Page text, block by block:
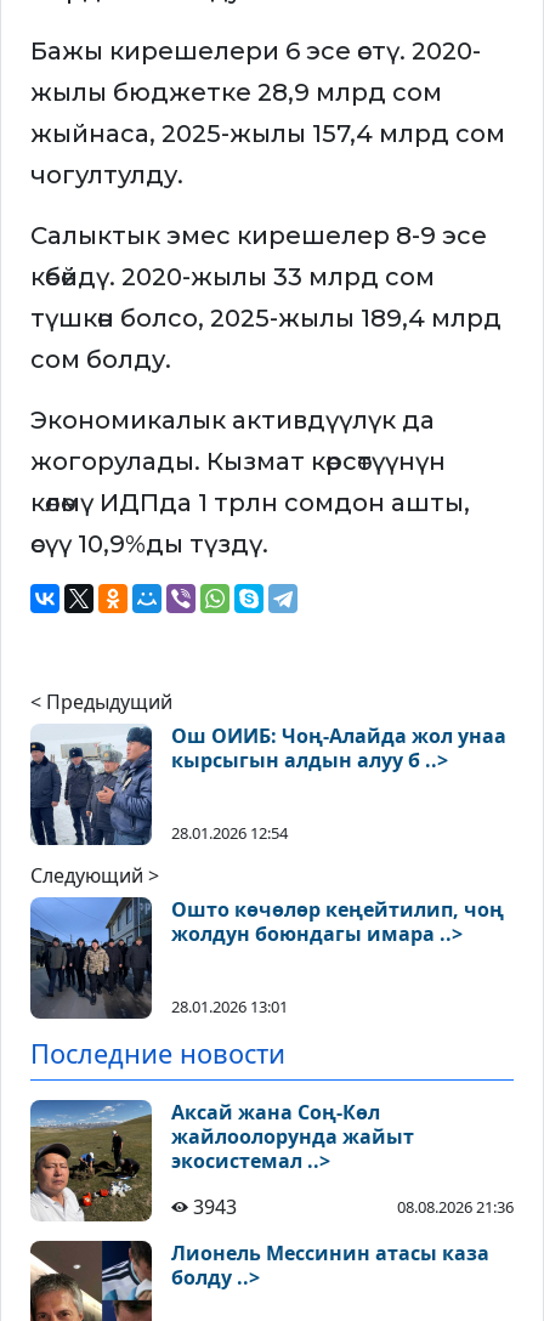
Бажы кирешелери 6 эсе өстү. 2020-
жылы бюджетке 28,9 млрд сом
жыйнаса, 2025-жылы 157,4 млрд сом
чогултулду.
Салыктык эмес кирешелер 8-9 эсе
көбөйдү. 2020-жылы 33 млрд сом
түшкөн болсо, 2025-жылы 189,4 млрд
сом болду.
Экономикалык активдүүлүк да
жогорулады. Кызмат көрсөтүүнүн
көлөмү ИДПда 1 трлн сомдон ашты,
өсүү 10,9%ды түздү.
< Предыдущий
Ош ОИИБ: Чоң-Алайда жол унаа
кырсыгын алдын алуу б ..>
28.01.2026 12:54
Следующий >
Ошто көчөлөр кеңейтилип, чоң
жолдун боюндагы имара ..>
28.01.2026 13:01
Последние новости
Аксай жана Соң-Көл
жайлоолорунда жайыт
экосистемал ..>
3943
08.08.2026 21:36
Лионель Мессинин атасы каза
болду ..>